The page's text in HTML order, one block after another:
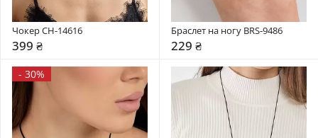
Чокер CH-14616
399 ₴
Браслет на ногу BRS-9486
229 ₴
- 30%